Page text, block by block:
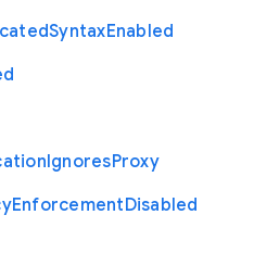
SyntaxEnabled
IgnoresProxy
EnforcementDisabled